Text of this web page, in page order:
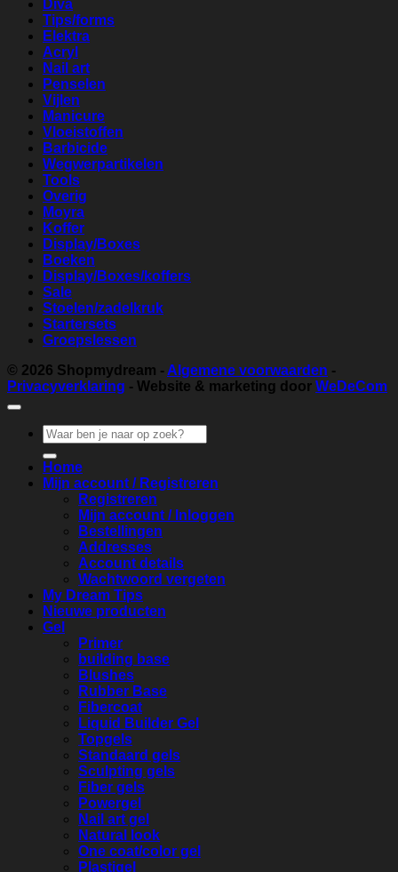
Diva
Tips/forms
Elektra
Acryl
Nail art
Penselen
Vijlen
Manicure
Vloeistoffen
Barbicide
Wegwerpartikelen
Tools
Overig
Moyra
Koffer
Display/Boxes
Boeken
Display/Boxes/koffers
Sale
Stoelen/zadelkruk
Startersets
Groepslessen
© 2026 Shopmydream - Algemene voorwaarden -
Privacyverklaring - Website & marketing door WeDeCom
Zoeken
naar:
Home
Mijn account / Registreren
Registreren
Mijn account / Inloggen
Bestellingen
Addresses
Account details
Wachtwoord vergeten
My Dream Tips
Nieuwe producten
Gel
Primer
building base
Blushes
Rubber Base
Fibercoat
Liquid Builder Gel
Topgels
Standaard gels
Sculpting gels
Fiber gels
Powergel
Nail art gel
Natural look
One coat/color gel
Plastigel